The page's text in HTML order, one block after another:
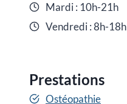
Mardi : 10h-21h
Vendredi : 8h-18h
Prestations
Ostéopathie